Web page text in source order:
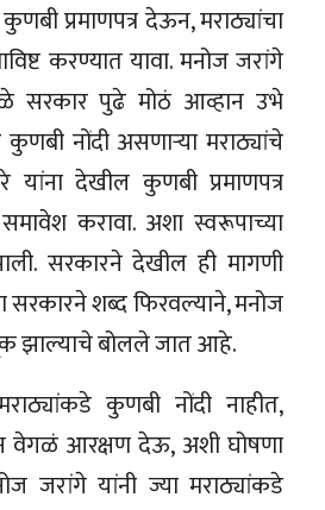
प्रमाणपत्र देऊन, मराठ्यांचा
करण्यात यावा. मनोज जरांगे
सरकार पुढे मोठं आव्हान उभे
नोंदी असणाऱ्या मराठ्यांचे
यांना देखील कुणबी प्रमाणपत्र
करावा. अशा स्वरूपाच्या
सरकारने देखील ही मागणी
सरकारने शब्द फिरवल्याने, मनोज
झाल्याचे बोलले जात आहे.
कुणबी नोंदी नाहीत,
वेगळं आरक्षण देऊ, अशी घोषणा
जरांगे यांनी ज्या मराठ्यांकडे